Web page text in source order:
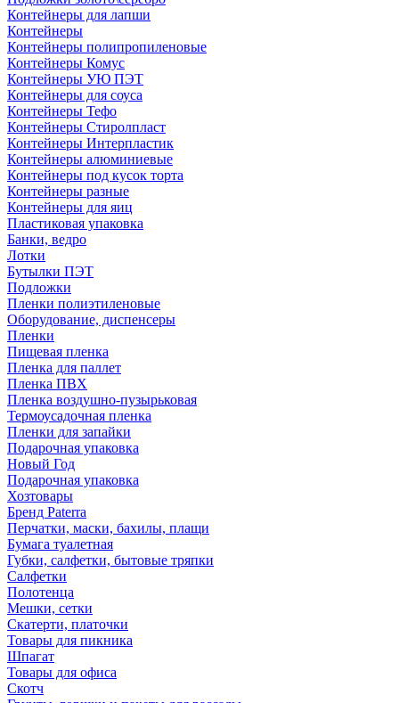
Контейнеры для лапши
Контейнеры
Контейнеры полипропиленовые
Контейнеры Комус
Контейнеры УЮ ПЭТ
Контейнеры для соуса
Контейнеры Тефо
Контейнеры Стиролпласт
Контейнеры Интерпластик
Контейнеры алюминиевые
Контейнеры под кусок торта
Контейнеры разные
Контейнеры для яиц
Пластиковая упаковка
Банки, ведро
Лотки
Бутылки ПЭТ
Подложки
Пленки полиэтиленовые
Оборудование, диспенсеры
Пленки
Пищевая пленка
Пленка для паллет
Пленка ПВХ
Пленка воздушно-пузырьковая
Термоусадочная пленка
Пленки для запайки
Подарочная упаковка
Новый Год
Подарочная упаковка
Хозтовары
Бренд Paterra
Перчатки, маски, бахилы, плащи
Бумага туалетная
Губки, салфетки, бытовые тряпки
Салфетки
Полотенца
Мешки, сетки
Скатерти, платочки
Товары для пикника
Шпагат
Товары для офиса
Скотч